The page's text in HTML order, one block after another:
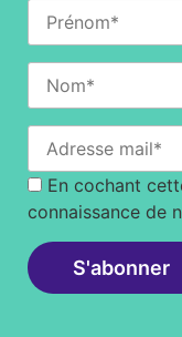
En cochant
connaissance de